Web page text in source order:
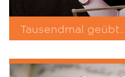
Tausendmal geübt...